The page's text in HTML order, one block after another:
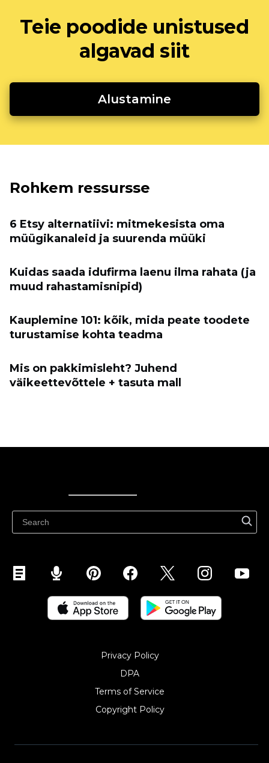
Teie poodide unistused
algavad siit
Alustamine
Rohkem ressursse
6 Etsy alternatiivi: mitmekesista oma
müügikanaleid ja suurenda müüki
Kuidas saada idufirma laenu ilma rahata (ja
muud rahastamisnipid)
Kauplemine 101: kõik, mida peate toodete
turustamise kohta teadma
Mis on pakkimisleht? Juhend
väikeettevõttele + tasuta mall
Privacy Policy
DPA
Terms of Service
Copyright Policy‎